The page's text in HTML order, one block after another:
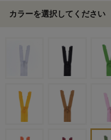
カラーを選択してください